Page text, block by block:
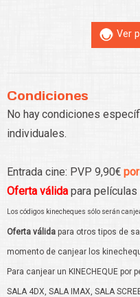
Ver
Condiciones
No hay condiciones
individuales.
Entrada cine: PVP 9,90€
Oferta válida para películas
Los códigos kinecheques sólo serán
Oferta válida para otros tipos de
momento de canjear los
Para canjear un KINECHEQUE por
SALA 4DX, SALA IMAX, SALA